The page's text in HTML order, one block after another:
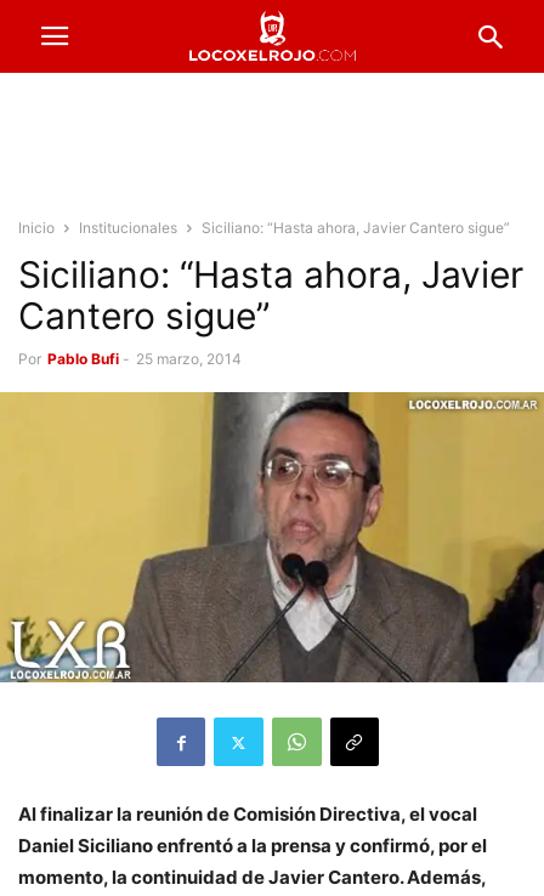
Inicio Institucionales Siciliano: “Hasta ahora, Javier Cantero sigue”
Siciliano: “Hasta ahora, Javier
Cantero sigue”
Por Pablo Bufi - 25 marzo, 2014
Al finalizar la reunión de Comisión Directiva, el vocal
Daniel Siciliano enfrentó a la prensa y confirmó, por el
momento, la continuidad de Javier Cantero. Además,